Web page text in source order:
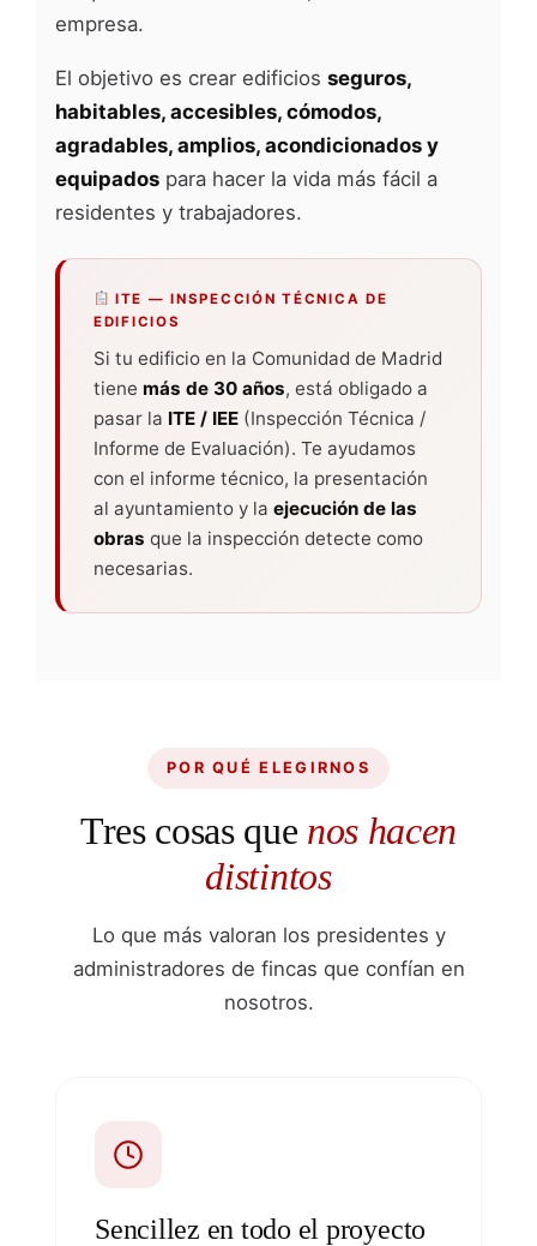
empresa.
El objetivo es crear edificios seguros,
habitables, accesibles, cómodos,
agradables, amplios, acondicionados y
equipados para hacer la vida más fácil a
residentes y trabajadores.
ITE — INSPECCIÓN TÉCNICA DE
EDIFICIOS
Si tu edificio en la Comunidad de Madrid
tiene más de 30 años, está obligado a
pasar la ITE / IEE (Inspección Técnica /
Informe de Evaluación). Te ayudamos
con el informe técnico, la presentación
al ayuntamiento y la ejecución de las
obras que la inspección detecte como
necesarias.
POR QUÉ ELEGIRNOS
Tres cosas que nos hacen
distintos
Lo que más valoran los presidentes y
administradores de fincas que confían en
nosotros.
Sencillez en todo el proyecto